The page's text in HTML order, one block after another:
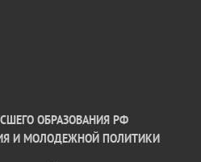
ОБРАЗОВАНИЯ РФ
И МОЛОДЕЖНОЙ ПОЛИТИКИ